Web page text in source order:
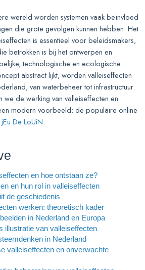
wereld worden systemen vaak beïnvloed
die grote gevolgen kunnen hebben. Het
is essentieel voor beleidsmakers,
betrokken is bij het ontwerpen en
technologische en ecologische
abstract lijkt, worden valleiseffecten
van waterbeheer tot infrastructuur.
we de werking van valleiseffecten en
modern voorbeeld: de populaire online
jEu De LoUiN.
en hoe ontstaan ze?
en hun rol in valleiseffecten
de geschiedenis
werken: theoretisch kader
in Nederland en Europa
illustratie van valleiseffecten
in Nederland
valleiseffecten en onverwachte